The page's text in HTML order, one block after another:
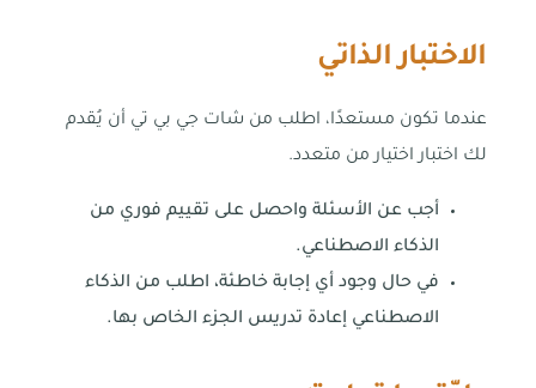
الاختبار الذاتي
عندما تكون مستعدًا، اطلب من شات جي بي تي أن يُقدم
لك اختبار اختيار من متعدد.
أجب عن الأسئلة واحصل على تقييم فوري من
الذكاء الاصطناعي.
في حال وجود أي إجابة خاطئة، اطلب من الذكاء
الاصطناعي إعادة تدريس الجزء الخاص بها.